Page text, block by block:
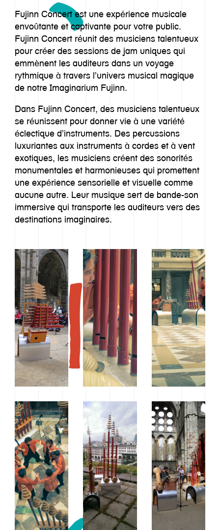
Fujinn Concert est une expérience musicale
envoûtante et captivante pour votre public.
Fujinn Concert réunit des musiciens talentueux
pour créer des sessions de jam uniques qui
emmènent les auditeurs dans un voyage
rythmique à travers l’univers musical magique
de notre Imaginarium Fujinn.
Dans Fujinn Concert, des musiciens talentueux
se réunissent pour donner vie à une variété
éclectique d’instruments. Des percussions
luxuriantes aux instruments à cordes et à vent
exotiques, les musiciens créent des sonorités
monumentales et harmonieuses qui promettent
une expérience sensorielle et visuelle comme
aucune autre. Leur musique sert de bande-son
immersive qui transporte les auditeurs vers des
destinations imaginaires.